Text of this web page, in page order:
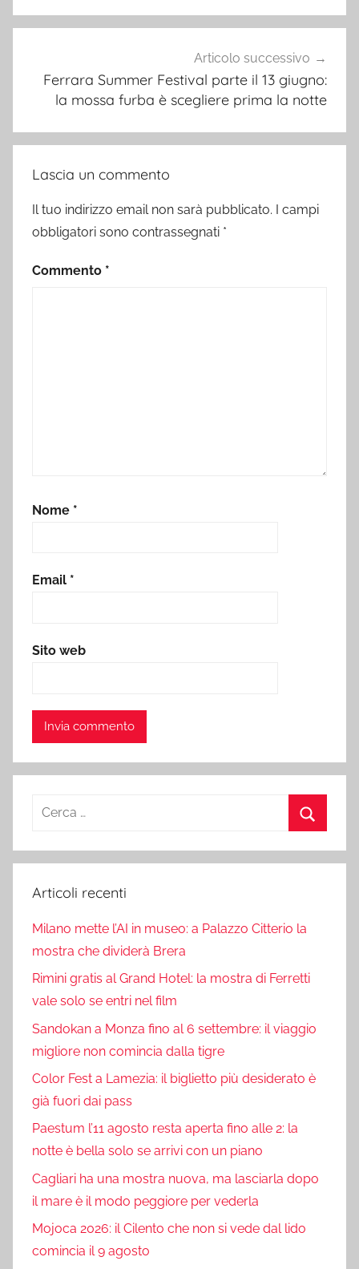
Articolo successivo
Ferrara Summer Festival parte il 13 giugno:
la mossa furba è scegliere prima la notte
Lascia un commento
Il tuo indirizzo email non sarà pubblicato. I campi
obbligatori sono contrassegnati *
Commento *
Nome *
Email *
Sito web
Ricerca
Articoli recenti
Milano mette l’AI in museo: a Palazzo Citterio la
mostra che dividerà Brera
Rimini gratis al Grand Hotel: la mostra di Ferretti
vale solo se entri nel film
Sandokan a Monza fino al 6 settembre: il viaggio
migliore non comincia dalla tigre
Color Fest a Lamezia: il biglietto più desiderato è
già fuori dai pass
Paestum l’11 agosto resta aperta fino alle 2: la
notte è bella solo se arrivi con un piano
Cagliari ha una mostra nuova, ma lasciarla dopo
il mare è il modo peggiore per vederla
Mojoca 2026: il Cilento che non si vede dal lido
comincia il 9 agosto